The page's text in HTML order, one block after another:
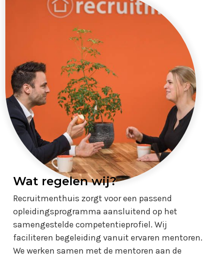
Wat regelen wij?
Recruitmenthuis zorgt voor een passend
opleidingsprogramma aansluitend op het
samengestelde competentieprofiel. Wij
faciliteren begeleiding vanuit ervaren mentoren.
We werken samen met de mentoren aan de